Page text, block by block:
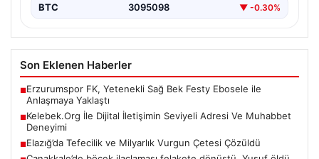
BTC 3095098 ▼ -0.30%
Son Eklenen Haberler
■Erzurumspor FK, Yetenekli Sağ Bek Festy Ebosele ile
Anlaşmaya Yaklaştı
■Kelebek.Org İle Dijital İletişimin Seviyeli Adresi Ve Muhabbet
Deneyimi
■Elazığ’da Tefecilik ve Milyarlık Vurgun Çetesi Çözüldü